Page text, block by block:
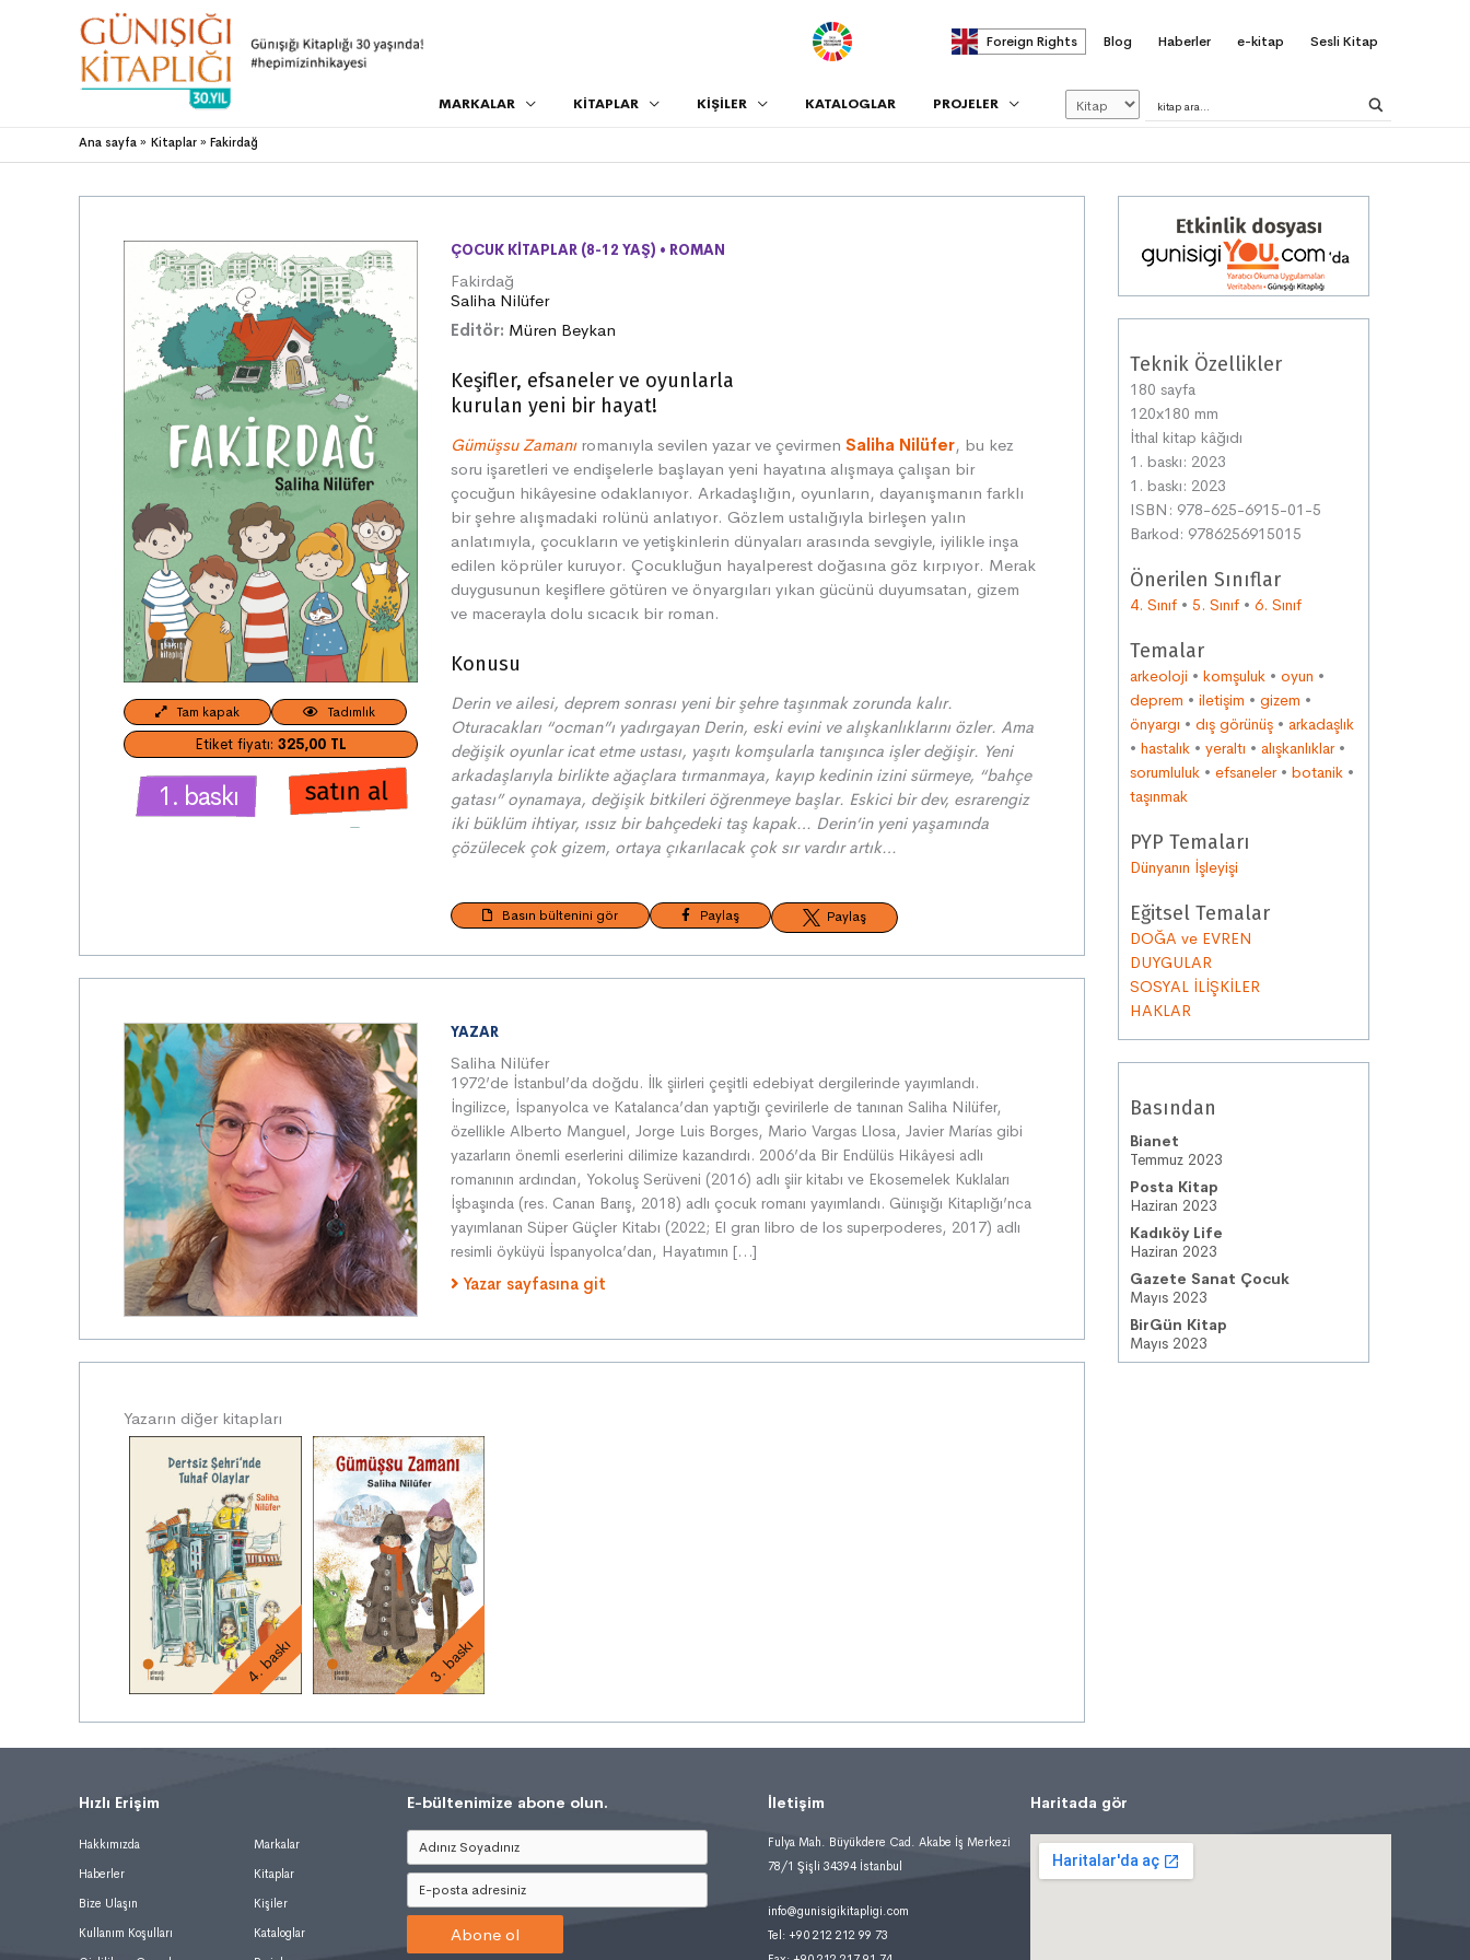
. Foreign Rights Blog Haberler e-kitap Sesli Kitap
MARKALAR KİTAPLAR KİŞİLER KATALOGLAR PROJELER
Ana sayfa Kitaplar Fakirdağ
Tam kapak Tadımlık
Etiket fiyatı:325,00 TL
1. baskı
ÇOCUK KITAPLAR (8-12 YAŞ) • ROMAN
Fakirdağ
Saliha Nilüfer
Editör: Müren Beykan
Keşifler, efsaneler ve oyunlarla
kurulan yeni bir hayat!
Gümüşsu Zamanıromanıyla sevilen yazar ve çevirmenSaliha Nilüfer, bu kez
soru işaretleri ve endişelerle başlayan yeni hayatına alışmaya çalışan bir
çocuğun hikâyesine odaklanıyor. Arkadaşlığın, oyunların, dayanışmanın farklı
bir şehre alışmadaki rolünü anlatıyor. Gözlem ustalığıyla birleşen yalın
anlatımıyla, çocukların ve yetişkinlerin dünyaları arasında sevgiyle, iyilikle inşa
edilen köprüler kuruyor. Çocukluğun hayalperest doğasına göz kırpıyor. Merak
duygusunun keşiflere götüren ve önyargıları yıkan gücünü duyumsatan, gizem
ve macerayla dolu sıcacık bir roman.
Konusu
Derin ve ailesi, deprem sonrası yeni bir şehre taşınmak zorunda kalır.
Oturacakları “ocman”ı yadırgayan Derin, eski evini ve alışkanlıklarını özler. Ama
değişik oyunlar icat etme ustası, yaşıtı komşularla tanışınca işler değişir. Yeni
arkadaşlarıyla birlikte ağaçlara tırmanmaya, kayıp kedinin izini sürmeye, “bahçe
gatası” oynamaya, değişik bitkileri öğrenmeye başlar. Eskici bir dev, esrarengiz
iki büklüm ihtiyar, ıssız bir bahçedeki taş kapak… Derin’in yeni yaşamında
çözülecek çok gizem, ortaya çıkarılacak çok sır vardır artık…
Basın bültenini gör Paylaş Paylaş
YAZAR
Saliha Nilüfer
1972’de İstanbul’da doğdu. İlk şiirleri çeşitli edebiyat dergilerinde yayımlandı.
İngilizce, İspanyolca ve Katalanca’dan yaptığı çevirilerle de tanınan Saliha Nilüfer,
özellikle Alberto Manguel, Jorge Luis Borges, Mario Vargas Llosa, Javier Marías gibi
yazarların önemli eserlerini dilimize kazandırdı. 2006’da Bir Endülüs Hikâyesi adlı
romanının ardından, Yokoluş Serüveni (2016) adlı şiir kitabı ve Ekosemelek Kuklaları
İşbaşında (res. Canan Barış, 2018) adlı çocuk romanı yayımlandı. Günışığı Kitaplığı’nca
yayımlanan Süper Güçler Kitabı (2022; El gran libro de los superpoderes, 2017) adlı
resimli öyküyü İspanyolca’dan, Hayatımın […]
Yazar sayfasına git
Yazarın diğer kitapları
4. baskı 3. baskı
Teknik Özellikler
180 sayfa
120x180 mm
İthal kitap kâğıdı
1. baskı: 2023
1. baskı: 2023
ISBN: 978-625-6915-01-5
Barkod: 9786256915015
Önerilen Sınıflar
4. Sınıf • 5. Sınıf • 6. Sınıf
Temalar
arkeoloji • komşuluk • oyun •
deprem • iletişim • gizem •
önyargı • dış görünüş • arkadaşlık
• hastalık • yeraltı • alışkanlıklar•
sorumluluk • efsaneler• botanik •
taşınmak
PYP Temaları
Dünyanın İşleyişi
Eğitsel Temalar
DOĞA ve EVREN
DUYGULAR
SOSYAL İLİŞKİLER
HAKLAR
Basından
Bianet
Temmuz 2023
Posta Kitap
Haziran 2023
Kadıköy Life
Haziran 2023
Gazete Sanat Çocuk
Mayıs 2023
BirGün Kitap
Mayıs 2023
Hızlı Erişim
Hakkımızda
Haberler
Bize Ulaşın
Kullanım Koşulları
Markalar
Kitaplar
Kişiler
Kataloglar
E-bültenimize abone olun.
Abone ol
İletişim
Fulya Mah. Büyükdere Cad. Akabe İş Merkezi
78/1 Şişli 34394 İstanbul
info@gunisigikitapligi.com
Tel: +90 212 212 99 73
Haritada gör